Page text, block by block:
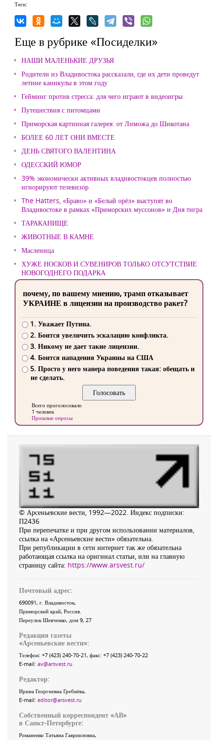
Теги:
Еще в рубрике «Посиделки»
НАШИ МАЛЕНЬКИЕ ДРУЗЬЯ
Родители из Владивостока рассказали, где их дети проведут
летние каникулы в этом году
Гейминг против стресса: для чего играют в видеоигры
Путешествия с питомцами
Приморская картинная галерея: от Лиможа до Шикотана
БОЛЕЕ 60 ЛЕТ ОНИ ВМЕСТЕ
ДЕНЬ СВЯТОГО ВАЛЕНТИНА
ОДЕССКИЙ ЮМОР
39% экономически активных владивостокцев полностью
игнорируют телевизор
The Hatters, «Браво» и «Белый орёл» выступят во
Владивостоке в рамках «Приморских муссонов» и Дня тигра
ТАРАКАНИЩЕ
ЖИВОТНЫЕ В КАМНЕ
Масленица
ХУЖЕ НОСКОВ И СУВЕНИРОВ ТОЛЬКО ОТСУТСТВИЕ
НОВОГОДНЕГО ПОДАРКА
почему, по вашему мнению, трамп отказывает
УКРАИНЕ в лицензии на производство ракет?
1. Уважает Путина.
2. Боится увеличить эскалацию конфликта.
3. Никому не дает такие лицензии.
4. Боится нападения Украины на США
5. Просто у него манера поведения такая: обещать и
не сделать.
Всего проголосовало
1 человек
Прошлые опросы
© Арсеньевские вести, 1992—2022. Индекс подписки:
П2436
При перепечатке и при другом использовании материалов,
ссылка на «Арсеньевские вести» обязательна.
При републикации в сети интернет так же обязательна
работающая ссылка на оригинал статьи, или на главную
страницу сайта: https://www.arsvest.ru/
Почтовый адрес:
690091, г. Владивосток,
Приморский край, Россия
Переулок Шевченко, дом 9, 27
Редакция газеты
«Арсеньевские вести»:
Телефон: +7 (423) 240-70-21, факс: +7 (423) 240-70-22
E-mail: av@arsvest.ru
Редактор:
Ирина Георгиевна Гребнёва,
E-mail: editor@arsvest.ru
Собственный корреспондент «АВ»
в Санкт-Петербурге:
Романенко Татьяна Гаврииловна,